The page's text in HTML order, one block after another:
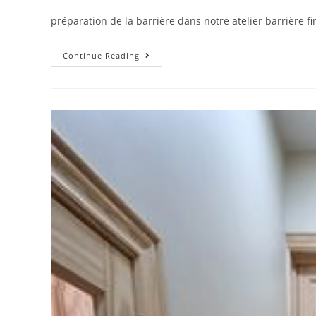
préparation de la barrière dans notre atelier barrière
Continue Reading